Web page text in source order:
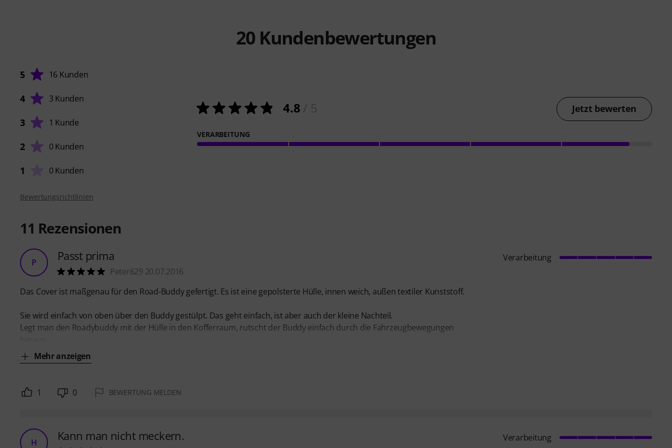
20 Kundenbewertungen
5 16 Kunden
4 3 Kunden
3 1 Kunde
2 0 Kunden
1 0 Kunden
4.8 Jetzt bewerten
VERARBEITUNG
Bewertungsrichtlinien
11 Rezensionen
P Passt prima
Peter629 20.07.2016
Das Cover ist maßgenau für den Road-Buddy gefertigt. Es ist eine gepolsterte Hülle, innen weich, außen textiler Kunststoff.
Sie wird einfach von oben über den Buddy gestülpt. Das geht einfach, ist aber auch der kleine Nachteil.
Legt man den Roadybuddy mit der Hülle in den Kofferraum, rutscht der Buddy einfach durch die Fahrzeugbewegungen
Mehr anzeigen
Verarbeitung
1 0 BEWERTUNG MELDEN
H Kann man nicht meckern. Verarbeitung